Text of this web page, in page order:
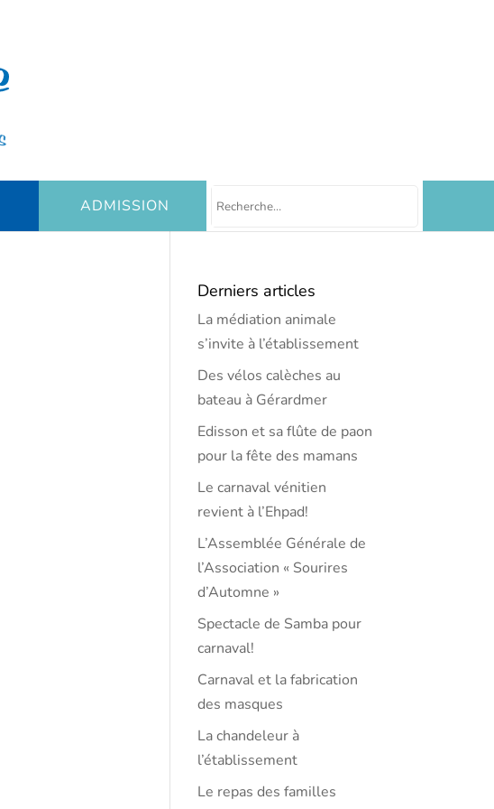
ADMISSION
Derniers articles
La médiation animale
s’invite à l’établissement
Des vélos calèches au
bateau à Gérardmer
Edisson et sa flûte de paon
pour la fête des mamans
Le carnaval vénitien
revient à l’Ehpad!
L’Assemblée Générale de
l’Association « Sourires
d’Automne »
Spectacle de Samba pour
carnaval!
Carnaval et la fabrication
des masques
La chandeleur à
l’établissement
Le repas des familles